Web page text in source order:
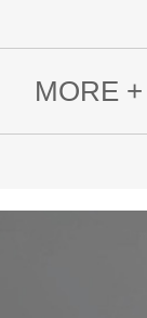
MORE +